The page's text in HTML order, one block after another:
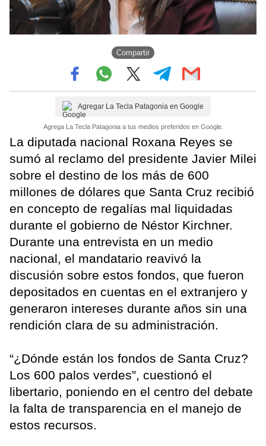
Compartir
Agregar La Tecla Patagonia en Google
Agrega La Tecla Patagonia a tus medios preferidos en Google.
La diputada nacional Roxana Reyes se
sumó al reclamo del presidente Javier Milei
sobre el destino de los más de 600
millones de dólares que Santa Cruz recibió
en concepto de regalías mal liquidadas
durante el gobierno de Néstor Kirchner.
Durante una entrevista en un medio
nacional, el mandatario reavivó la
discusión sobre estos fondos, que fueron
depositados en cuentas en el extranjero y
generaron intereses durante años sin una
rendición clara de su administración.
“¿Dónde están los fondos de Santa Cruz?
Los 600 palos verdes”, cuestionó el
libertario, poniendo en el centro del debate
la falta de transparencia en el manejo de
estos recursos.